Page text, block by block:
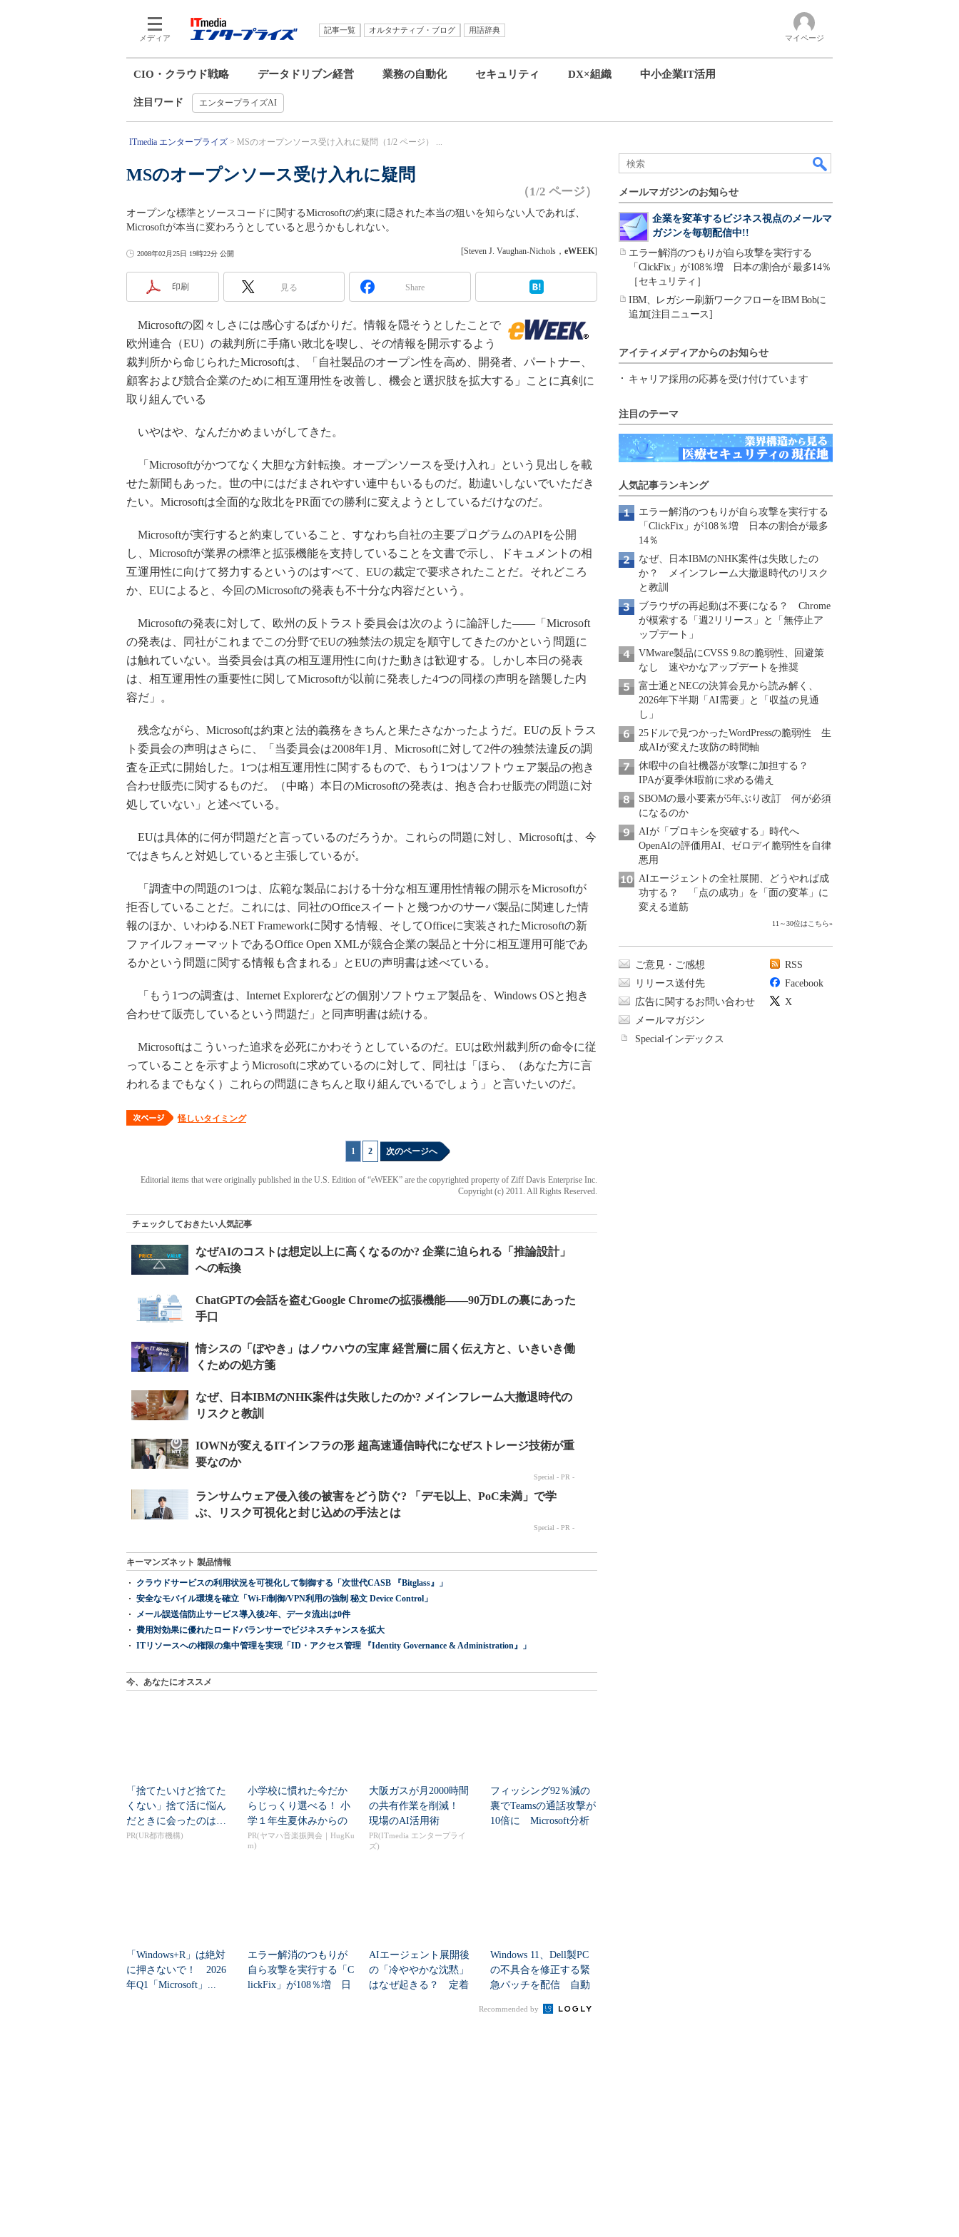
メディア
記事一覧 オルタナティブ・ブログ
用語辞典
マイページ
CIO・クラウド戦略 データドリブン経営 業務の自動化 セキュリティ DX×組織 中小企業IT活用
注目ワード エンタープライズAI
ITmedia エンタープライズ MSのオープンソース受け入れに疑問（1/2 ページ） ...
MSのオープンソース受け入れに疑問
（1/2 ページ）
オープンな標準とソースコードに関するMicrosoftの約束に隠された本当の狙いを知らない人であれば、
Microsoftが本当に変わろうとしていると思うかもしれない。
2008年02月25日 19時22分 公開 [Steven J. Vaughan-Nichols， eWEEK]
印刷 見る Share
Microsoftの図々しさには感心するばかりだ。情報を隠そうとしたことで
欧州連合（EU）の裁判所に手痛い敗北を喫し、その情報を開示するよう
裁判所から命じられたMicrosoftは、「自社製品のオープン性を高め、開発者、パートナー、
顧客および競合企業のために相互運用性を改善し、機会と選択肢を拡大する」ことに真剣に
取り組んでいる
いやはや、なんだかめまいがしてきた。
「Microsoftがかつてなく大胆な方針転換。オープンソースを受け入れ」という見出しを載
せた新聞もあった。世の中にはだまされやすい連中もいるものだ。勘違いしないでいただき
たい。Microsoftは全面的な敗北をPR面での勝利に変えようとしているだけなのだ。
Microsoftが実行すると約束していること、すなわち自社の主要プログラムのAPIを公開
し、Microsoftが業界の標準と拡張機能を支持していることを文書で示し、ドキュメントの相
互運用性に向けて努力するというのはすべて、EUの裁定で要求されたことだ。それどころ
か、EUによると、今回のMicrosoftの発表も不十分な内容だという。
Microsoftの発表に対して、欧州の反トラスト委員会は次のように論評した――「Microsoft
の発表は、同社がこれまでこの分野でEUの独禁法の規定を順守してきたのかという問題に
は触れていない。当委員会は真の相互運用性に向けた動きは歓迎する。しかし本日の発表
は、相互運用性の重要性に関してMicrosoftが以前に発表した4つの同様の声明を踏襲した内
容だ」。
残念ながら、Microsoftは約束と法的義務をきちんと果たさなかったようだ。EUの反トラス
ト委員会の声明はさらに、「当委員会は2008年1月、Microsoftに対して2件の独禁法違反の調
査を正式に開始した。1つは相互運用性に関するもので、もう1つはソフトウェア製品の抱き
合わせ販売に関するものだ。（中略）本日のMicrosoftの発表は、抱き合わせ販売の問題に対
処していない」と述べている。
EUは具体的に何が問題だと言っているのだろうか。これらの問題に対し、Microsoftは、今
ではきちんと対処していると主張しているが。
「調査中の問題の1つは、広範な製品における十分な相互運用性情報の開示をMicrosoftが
拒否していることだ。これには、同社のOfficeスイートと幾つかのサーバ製品に関連した情
報のほか、いわゆる.NET Frameworkに関する情報、そしてOfficeに実装されたMicrosoftの新
ファイルフォーマットであるOffice Open XMLが競合企業の製品と十分に相互運用可能であ
るかという問題に関する情報も含まれる」とEUの声明書は述べている。
「もう1つの調査は、Internet Explorerなどの個別ソフトウェア製品を、Windows OSと抱き
合わせて販売しているという問題だ」と同声明書は続ける。
Microsoftはこういった追求を必死にかわそうとしているのだ。EUは欧州裁判所の命令に従
っていることを示すようMicrosoftに求めているのに対して、同社は「ほら、（あなた方に言
われるまでもなく）これらの問題にきちんと取り組んでいるでしょう」と言いたいのだ。
怪しいタイミング
1 2 次のページへ
Editorial items that were originally published in the U.S. Edition of “eWEEK” are the copyrighted property of Ziff Davis Enterprise Inc.
Copyright (c) 2011. All Rights Reserved.
チェックしておきたい人気記事
キーマンズネット 製品情報
クラウドサービスの利用状況を可視化して制御する「次世代CASB 『Bitglass』」
安全なモバイル環境を確立「Wi-Fi制御/VPN利用の強制 秘文 Device Control」
メール誤送信防止サービス導入後2年、データ流出は0件
費用対効果に優れたロードバランサーでビジネスチャンスを拡大
ITリソースへの権限の集中管理を実現「ID・アクセス管理 『Identity Governance & Administration』」
今、あなたにオススメ
「捨てたいけど捨てた
くない」捨て活に悩ん
だときに会ったのは…
PR(UR都市機構)
小学校に慣れた今だか
らじっくり選べる！ 小
学１年生夏休みからの
「音楽教室」デビュ...
PR(ヤマハ音楽振興会｜HugKu
m)
大阪ガスが月2000時間
の共有作業を削減！
現場のAI活用術
PR(ITmedia エンタープライ
ズ)
フィッシング92％減の
裏でTeamsの通話攻撃が
10倍に Microsoft分析
「Windows+R」は絶対
に押さないで！ 2026
年Q1「Microsoft」...
エラー解消のつもりが
自ら攻撃を実行する「C
lickFix」が108％増 日
AIエージェント展開後
の「冷ややかな沈黙」
はなぜ起きる？ 定着
Windows 11、Dell製PC
の不具合を修正する緊
急パッチを配信 自動
Recommended by
メールマガジンのお知らせ
企業を変革するビジネス視点のメールマ
ガジンを毎朝配信中!!
エラー解消のつもりが自ら攻撃を実行する
「ClickFix」が108％増 日本の割合が 最多14％
［セキュリティ］
IBM、レガシー刷新ワークフローをIBM Bobに
追加[注目ニュース]
アイティメディアからのお知らせ
キャリア採用の応募を受け付けています
注目のテーマ
人気記事ランキング
エラー解消のつもりが自ら攻撃を実行する
「ClickFix」が108％増 日本の割合が最多
14％
なぜ、日本IBMのNHK案件は失敗したの
か？ メインフレーム大撤退時代のリスク
と教訓
ブラウザの再起動は不要になる？ Chrome
が模索する「週2リリース」と「無停止ア
ップデート」
VMware製品にCVSS 9.8の脆弱性、回避策
なし 速やかなアップデートを推奨
富士通とNECの決算会見から読み解く、
2026年下半期「AI需要」と「収益の見通
し」
25ドルで見つかったWordPressの脆弱性 生
成AIが変えた攻防の時間軸
休暇中の自社機器が攻撃に加担する？
IPAが夏季休暇前に求める備え
SBOMの最小要素が5年ぶり改訂 何が必須
になるのか
AIが「プロキシを突破する」時代へ
OpenAIの評価用AI、ゼロデイ脆弱性を自律
悪用
AIエージェントの全社展開、どうやれば成
功する？ 「点の成功」を「面の変革」に
変える道筋
11～30位はこちら»
ご意見・ご感想
リリース送付先
広告に関するお問い合わせ
メールマガジン
Specialインデックス
RSS
Facebook
X